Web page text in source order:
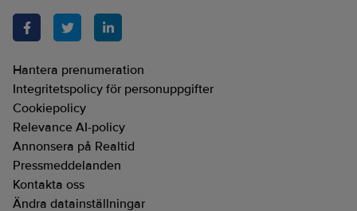
Hantera prenumeration
Integritetspolicy för personuppgifter
Cookiepolicy
Relevance AI-policy
Annonsera på Realtid
Pressmeddelanden
Kontakta oss
Ändra datainställningar